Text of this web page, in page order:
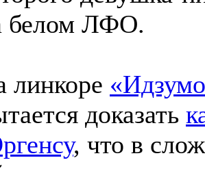
белом ЛФО.
линкоре
доказать
, что в